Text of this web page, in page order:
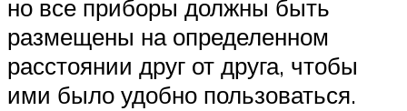
но все приборы должны быть
размещены на определенном
расстоянии друг от друга, чтобы
ими было удобно пользоваться.